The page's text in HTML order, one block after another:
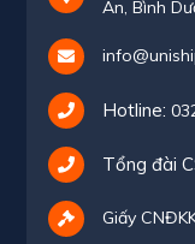
An, Bình
Hotline:
Tổng đài
Giấy